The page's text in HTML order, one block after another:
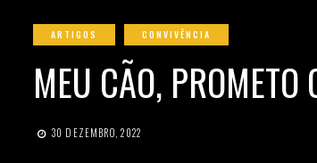
ARTIGOS CONVIVÊNCIA
MEU CÃO,
30 DEZEMBRO, 2022